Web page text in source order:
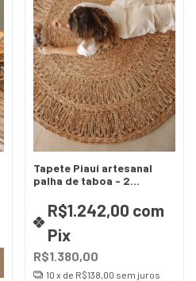
Tapete Piauí artesanal
palha de taboa - 2
R$1.380,00
R$1.242,00 com
Pix
10 x de R$138,00 sem juros